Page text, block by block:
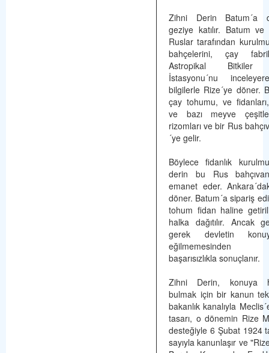
Zihni Derin Batum´a
geziye katılır. Batum ve
Ruslar tarafından
bahçelerini, çay
Astropikal Bitkiler
İstasyonu´nu
bilgilerle Rize´ye döner.
çay tohumu, ve
ve bazı meyve
rizomları ve bir Rus
´ye gelir.
Böylece fidanlık
derin bu Rus
emanet eder.
döner. Batum´a sipariş
tohum fidan haline
halka dağıtılır. Ancak
gerek devletin
eğilmemesinden
başarısızlıkla sonuçlanır.
Zihni Derin, konuya
bulmak için bir kanun
bakanlık kanalıyla
tasarı, o dönemin Rize
desteğiyle 6 Şubat 1924
sayıyla kanunlaşır ve